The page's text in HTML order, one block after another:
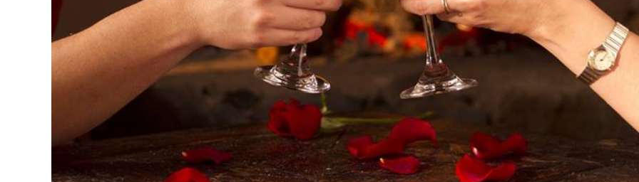
Fiesta de los Fueros 2026 de
Velay, una imagen renovada
El Espinar, un pueblo